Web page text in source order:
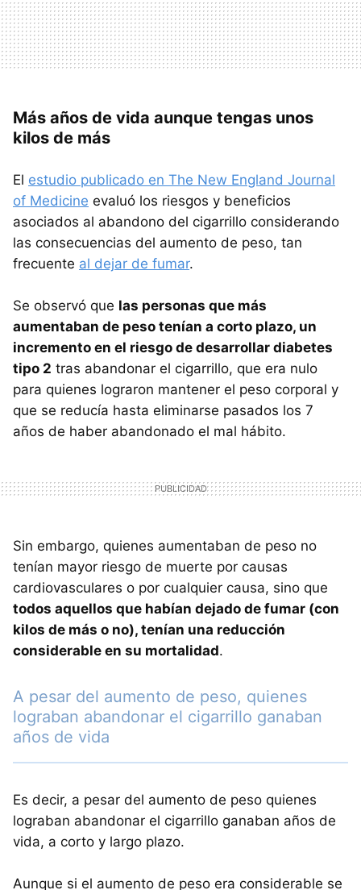
Más años de vida aunque tengas unos
kilos de más
El estudio publicado en The New England Journal
of Medicine evaluó los riesgos y beneficios
asociados al abandono del cigarrillo considerando
las consecuencias del aumento de peso, tan
frecuente al dejar de fumar.
Se observó que las personas que más
aumentaban de peso tenían a corto plazo, un
incremento en el riesgo de desarrollar diabetes
tipo 2 tras abandonar el cigarrillo, que era nulo
para quienes lograron mantener el peso corporal y
que se reducía hasta eliminarse pasados los 7
años de haber abandonado el mal hábito.
Sin embargo, quienes aumentaban de peso no
tenían mayor riesgo de muerte por causas
cardiovasculares o por cualquier causa, sino que
todos aquellos que habían dejado de fumar (con
kilos de más o no), tenían una reducción
considerable en su mortalidad.
A pesar del aumento de peso, quienes
lograban abandonar el cigarrillo ganaban
años de vida
Es decir, a pesar del aumento de peso quienes
lograban abandonar el cigarrillo ganaban años de
vida, a corto y largo plazo.
Aunque si el aumento de peso era considerable se